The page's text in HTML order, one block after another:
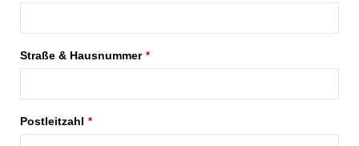
Straße & Hausnummer *
Postleitzahl *